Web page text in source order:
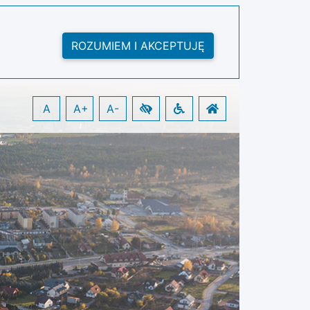
ROZUMIEM I AKCEPTUJĘ
A A+ A-